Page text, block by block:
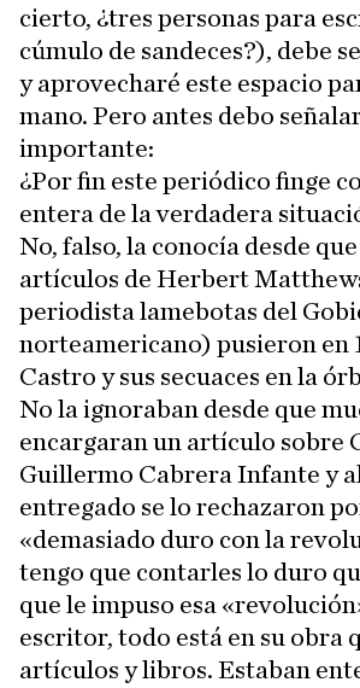
cierto, ¿tres personas para
cúmulo de sandeces?), debe
y aprovecharé este espacio
mano. Pero antes debo
importante:
¿Por fin este periódico finge
entera de la verdadera
No, falso, la conocía desde
artículos de Herbert
periodista lamebotas del
norteamericano) pusieron en
Castro y sus secuaces en la
No la ignoraban desde que
encargaran un artículo sobre
Guillermo Cabrera Infante y
entregado se lo rechazaron
«demasiado duro con la
tengo que contarles lo duro
que le impuso esa
escritor, todo está en su obra
artículos y libros. Estaban